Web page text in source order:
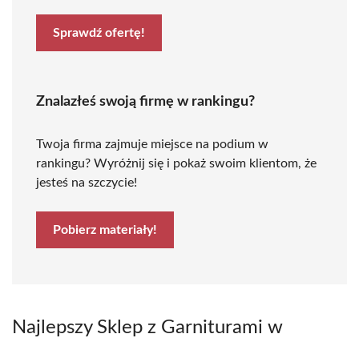
Sprawdź ofertę!
Znalazłeś swoją firmę w rankingu?
Twoja firma zajmuje miejsce na podium w
rankingu? Wyróżnij się i pokaż swoim klientom, że
jesteś na szczycie!
Pobierz materiały!
Najlepszy Sklep z Garniturami w